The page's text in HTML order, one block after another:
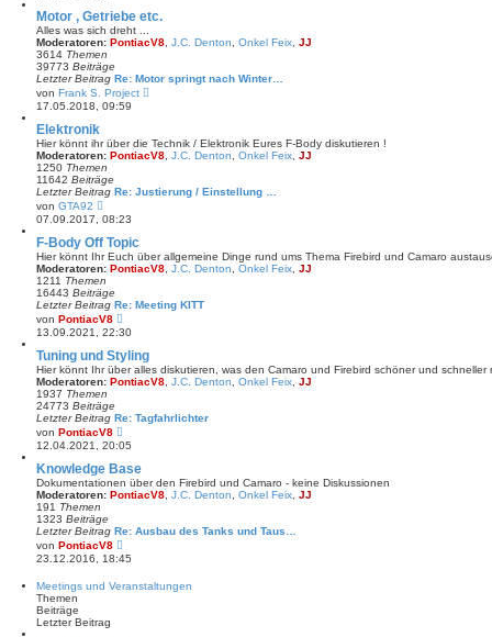
i
t
r
a
Motor , Getriebe etc.
Alles was sich dreht ...
Moderatoren: PontiacV8 J.C. Denton Onkel Feix JJ
3614 Themen
39773 Beiträge
Letzter Beitrag Re: Motor springt nach Winter…
von Frank S. Project
s
t
e
e
g
17.05.2018, 09:59
Elektronik
Hier könnt ihr über die Technik / Elektronik Eures F-Body diskutieren !
Moderatoren: PontiacV8 J.C. Denton Onkel Feix JJ
1250 Themen
11642 Beiträge
Letzter Beitrag Re: Justierung / Einstellung …
von GTA92
e
u
e
t
e
r
B
e
i
t
a
g
07.09.2017, 08:23
F-Body Off Topic
Hier könnt Ihr Euch über allgemeine Dinge rund ums Thema Firebird und Camaro
Moderatoren: PontiacV8 J.C. Denton Onkel Feix JJ
1211 Themen
16443 Beiträge
Letzter Beitrag Re: Meeting KITT
von PontiacV8
e
u
e
s
t
e
e
t
a
g
13.09.2021, 22:30
Tuning und Styling
Hier könnt Ihr über alles diskutieren, was den Camaro und Firebird schöner und schneller
Moderatoren: PontiacV8 J.C. Denton Onkel Feix JJ
1937 Themen
24773 Beiträge
Letzter Beitrag Re: Tagfahrlichter
von PontiacV8
e
u
e
s
t
e
e
t
a
12.04.2021, 20:05
Knowledge Base
Dokumentationen über den Firebird und Camaro - keine Diskussionen
Moderatoren: PontiacV8 J.C. Denton Onkel Feix JJ
191 Themen
1323 Beiträge
Letzter Beitrag Re: Ausbau des Tanks und Taus…
von PontiacV8
e
u
s
23.12.2016, 18:45
Meetings und Veranstaltungen
Themen
Beiträge
Letzter Beitrag